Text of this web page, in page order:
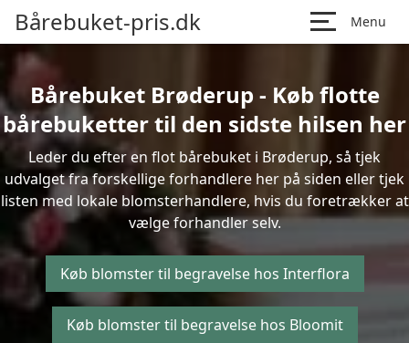
Bårebuket-pris.dk Menu
Bårebuket Brøderup - Køb flotte
bårebuketter til den sidste hilsen her
Leder du efter en flot bårebuket i Brøderup, så tjek
udvalget fra forskellige forhandlere her på siden eller tjek
listen med lokale blomsterhandlere, hvis du foretrækker at
vælge forhandler selv.
Køb blomster til begravelse hos Interflora
Køb blomster til begravelse hos Bloomit